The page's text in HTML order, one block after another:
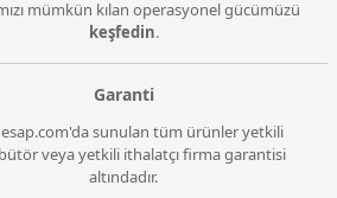
mümkün kılan operasyonel gücümüzü
keşfedin.
Garanti
sunulan tüm ürünler yetkili
veya yetkili ithalatçı firma garantisi
altındadır.